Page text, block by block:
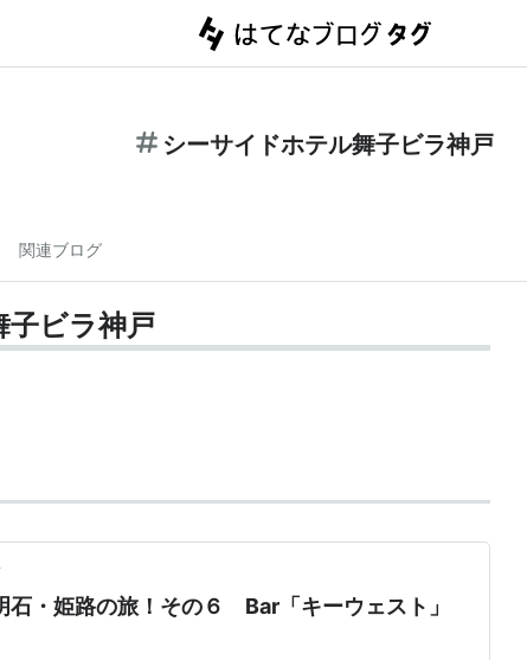
シーサイドホテル舞子ビラ神戸
関連ブログ
子ビラ神戸
石・姫路の旅！その６ Bar「キーウェスト」